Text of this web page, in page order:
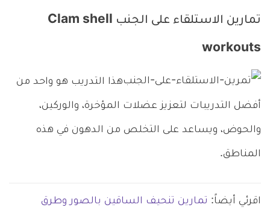
تمارين الاستلقاء على الجنب Clam shell
workouts
هذا التدريب هو واحد من
أفضل التدريبات لتعزيز عضلات المؤخرة، والوركين،
والحوض، ويساعد على التخلص من الدهون في هذه
المناطق.
اقرئي أيضاً: تمارين تنحيف الساقين بالصور وطرق